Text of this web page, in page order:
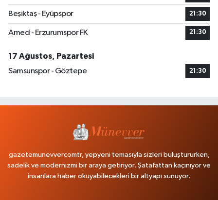
Beşiktaş - Eyüpspor 21:30
Amed - Erzurumspor FK 21:30
17 Ağustos, Pazartesi
Samsunspor - Göztepe
21:30
gazetemunevvercomtr, yepyeni temasıyla sizleri buluştururken,
sadelik ve modernizmi bir araya getiriyor. Şatafattan kaçınıyor ve
insanlara haber okuyabilecekleri bir altyapı sunuyor.